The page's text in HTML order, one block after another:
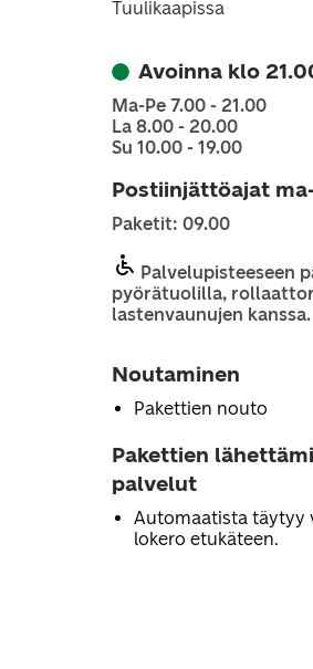
Tuulikaapissa
Avoinna klo
Ma-Pe 7.00 - 21.00
La 8.00 - 20.00
Su 10.00 - 19.00
Postiinjättöajat
Paketit: 09.00
Palvelupisteeseen
pyörätuolilla,
lastenvaunujen kanssa.
Noutaminen
Pakettien nouto
Pakettien
palvelut
Automaatista täytyy
lokero etukäteen.